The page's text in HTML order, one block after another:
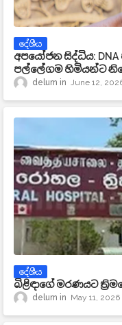
දේශීය
අපයෝජන සිද්ධිය:
පල්ලේගම හිමියන්ට
delum June 12,
දේශීය
බිළිඳාගේ මරණයට
delum May 11, 2026